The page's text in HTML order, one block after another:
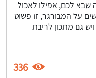
לכם, אפילו לאכול
על המבורגר, זו פשוט
גם מתכון לריבת
336